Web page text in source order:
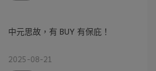
中元思故，有 BUY 有保庇！
2025-08-21